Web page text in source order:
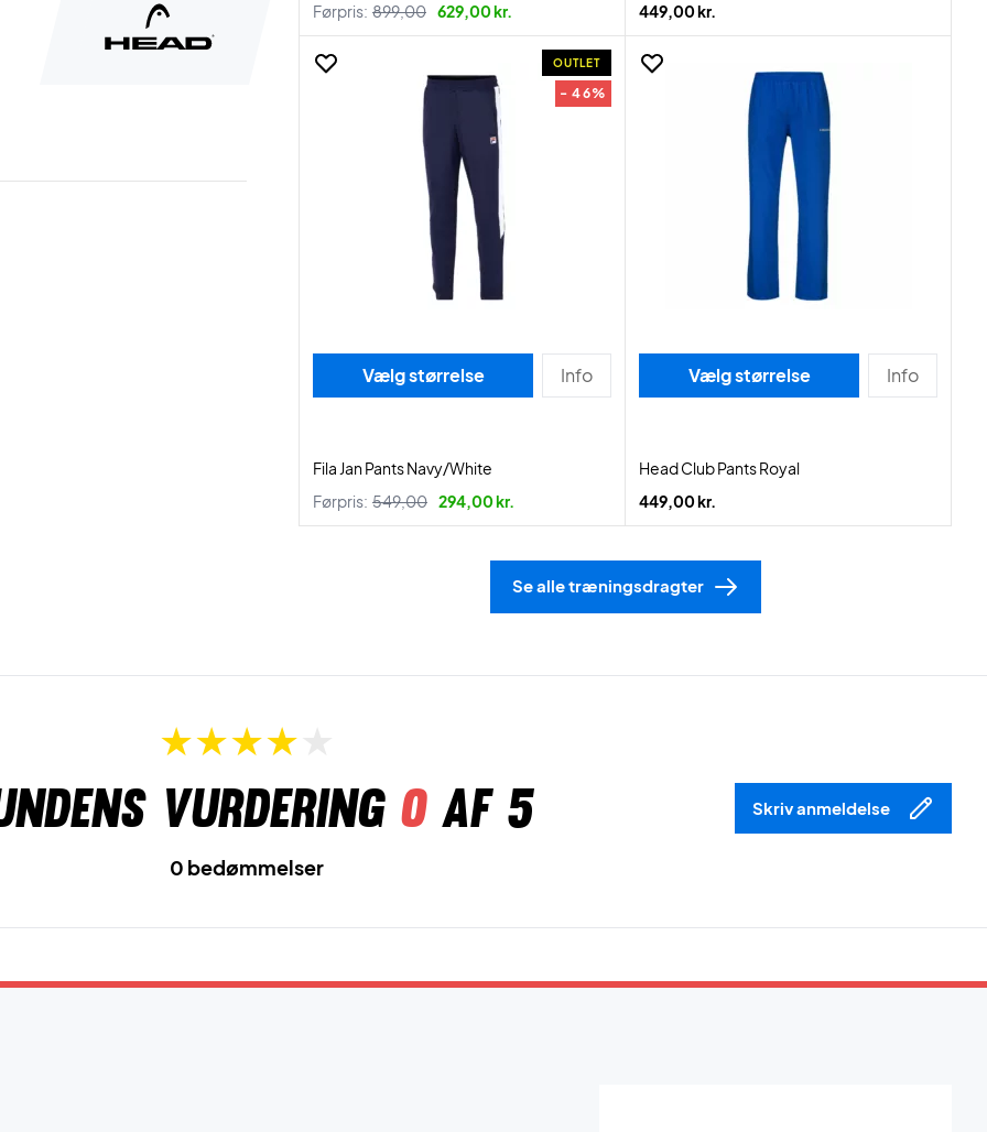
Førpris: 899,00 629,00 kr.
449,00 kr.
OUTLET
- 46%
Vælg størrelse Info
Fila Jan Pants Navy/White
Førpris: 549,00 294,00 kr.
Vælg størrelse Info
Head Club Pants Royal
449,00 kr.
Se alle træningsdragter
vurdering 0af 5 Skriv anmeldelse
0 bedømmelser